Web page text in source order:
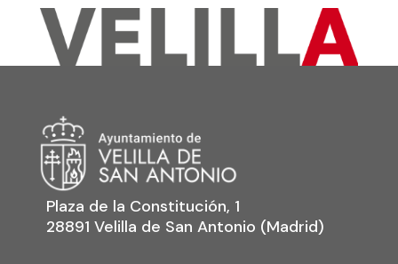
Plaza de la Constitución, 1
28891 Velilla de San Antonio (Madrid)